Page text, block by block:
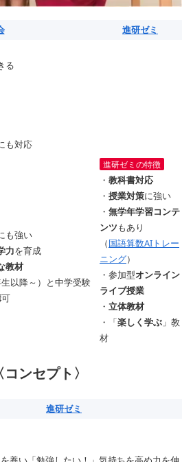
進研ゼミ
る
も対応
も強い
力を育成
教材
以降～）と中学受験
可
進研ゼミの特徴
・ 教科書対応
・ 授業対策に強い
・ 無学年学習コンテ
ンツもあり
（国語算数AIトレー
ニング）
・参加型オンライン
ライブ授業
・ 立体教材
・「楽しく学ぶ 」教
材
〈コンセプト〉
進研ゼミ